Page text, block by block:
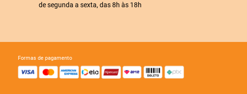
de segunda a sexta, das 8h às 18h
formas de pagamento